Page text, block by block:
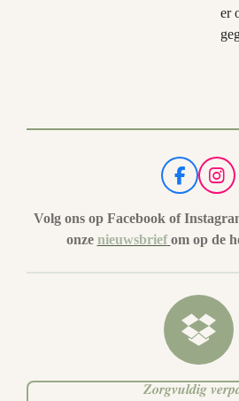
er
F
c
k
I
s
t
a
m
Volg ons op Facebook of
onze nieuwsbrief om op de
𝒁𝒐𝒓𝒈𝒗𝒖𝒍𝒅𝒊𝒈